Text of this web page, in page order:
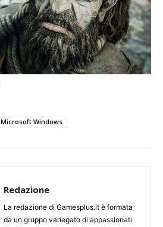
Microsoft Windows
Redazione
La redazione di Gamesplus.it è formata
da un gruppo variegato di appassionati